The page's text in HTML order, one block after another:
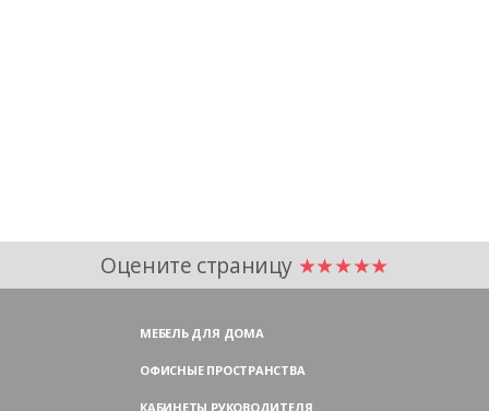
Оцените страницу ★★★★★
МЕБЕЛЬ ДЛЯ ДОМА
ОФИСНЫЕ ПРОСТРАНСТВА
КАБИНЕТЫ РУКОВОДИТЕЛЯ